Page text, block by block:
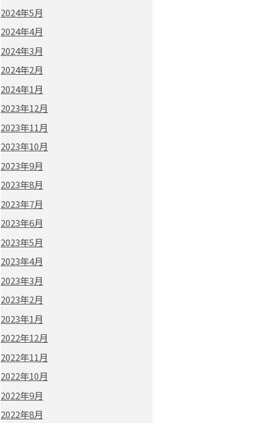
2024年5月
2024年4月
2024年3月
2024年2月
2024年1月
2023年12月
2023年11月
2023年10月
2023年9月
2023年8月
2023年7月
2023年6月
2023年5月
2023年4月
2023年3月
2023年2月
2023年1月
2022年12月
2022年11月
2022年10月
2022年9月
2022年8月